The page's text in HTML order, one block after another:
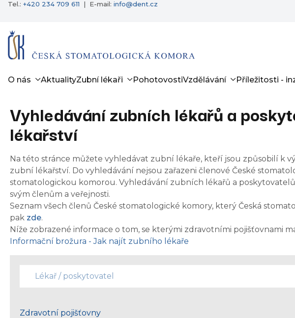
Tel.: +420 234 709 611 | E-mail: info@dent.cz
O nás AktualityZubní lékaři PohotovostiVzdělávání Příležitosti -
Vyhledávání zubních lékařů a
lékařství
Na této stránce můžete vyhledávat zubní lékaře, kteří jsou způsobilí k
zubní lékařství. Do vyhledávání nejsou zařazeni členové České
stomatologickou komorou. Vyhledávání zubních lékařů a
svým členům a veřejnosti.
Seznam všech členů České stomatologické komory, který Česká
pak zde.
Níže zobrazené informace o tom, se kterými zdravotními pojišťovnami
Informační brožura - Jak najít zubního lékaře
Zdravotní pojišťovny